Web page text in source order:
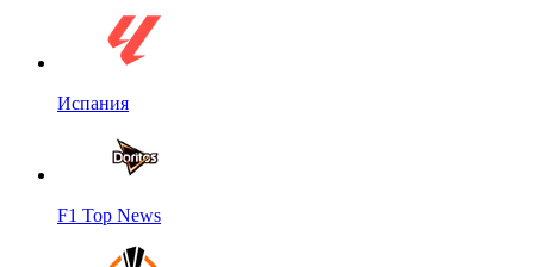
Испания
F1 Top News